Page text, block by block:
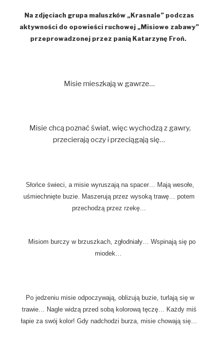
Na zdjęciach grupa maluszków „Krasnale” podczas
aktywności do opowieści ruchowej „Misiowe zabawy”
przeprowadzonej przez panią Katarzynę Froń.
Misie mieszkają w gawrze…
Misie chcą poznać świat, więc wychodzą z gawry,
przecierają oczy i przeciągają się…
Słońce świeci, a misie wyruszają na spacer… Mają wesołe,
uśmiechnięte buzie. Maszerują przez wysoką trawę… potem
przechodzą przez rzekę…
Misiom burczy w brzuszkach, zgłodniały… Wspinają się po
miodek…
Po jedzeniu misie odpoczywają, oblizują buzie, turlają się w
trawie… Nagle widzą przed sobą kolorową tęczę… Każdy miś
łapie za swój kolor! Gdy nadchodzi burza, misie chowają się…